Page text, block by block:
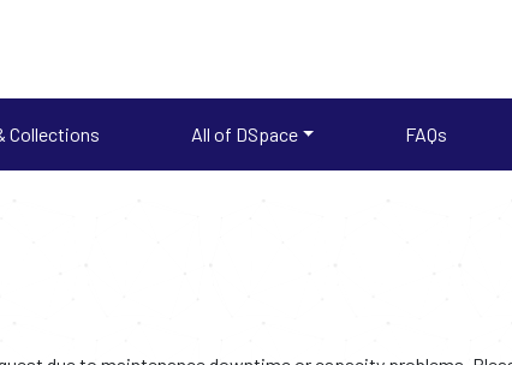
Collections All of DSpace FAQs